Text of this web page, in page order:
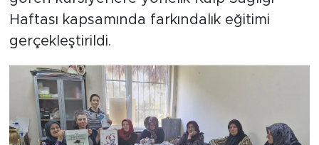
Haftası kapsamında farkındalık eğitimi
gerçekleştirildi.